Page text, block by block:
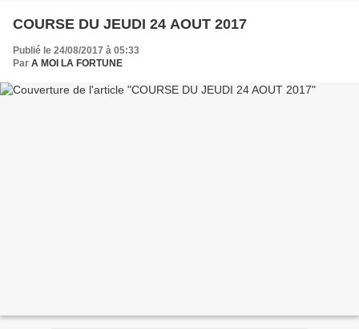
COURSE DU JEUDI 24 AOUT 2017
Publié le 24/08/2017 à 05:33
Par A MOI LA FORTUNE